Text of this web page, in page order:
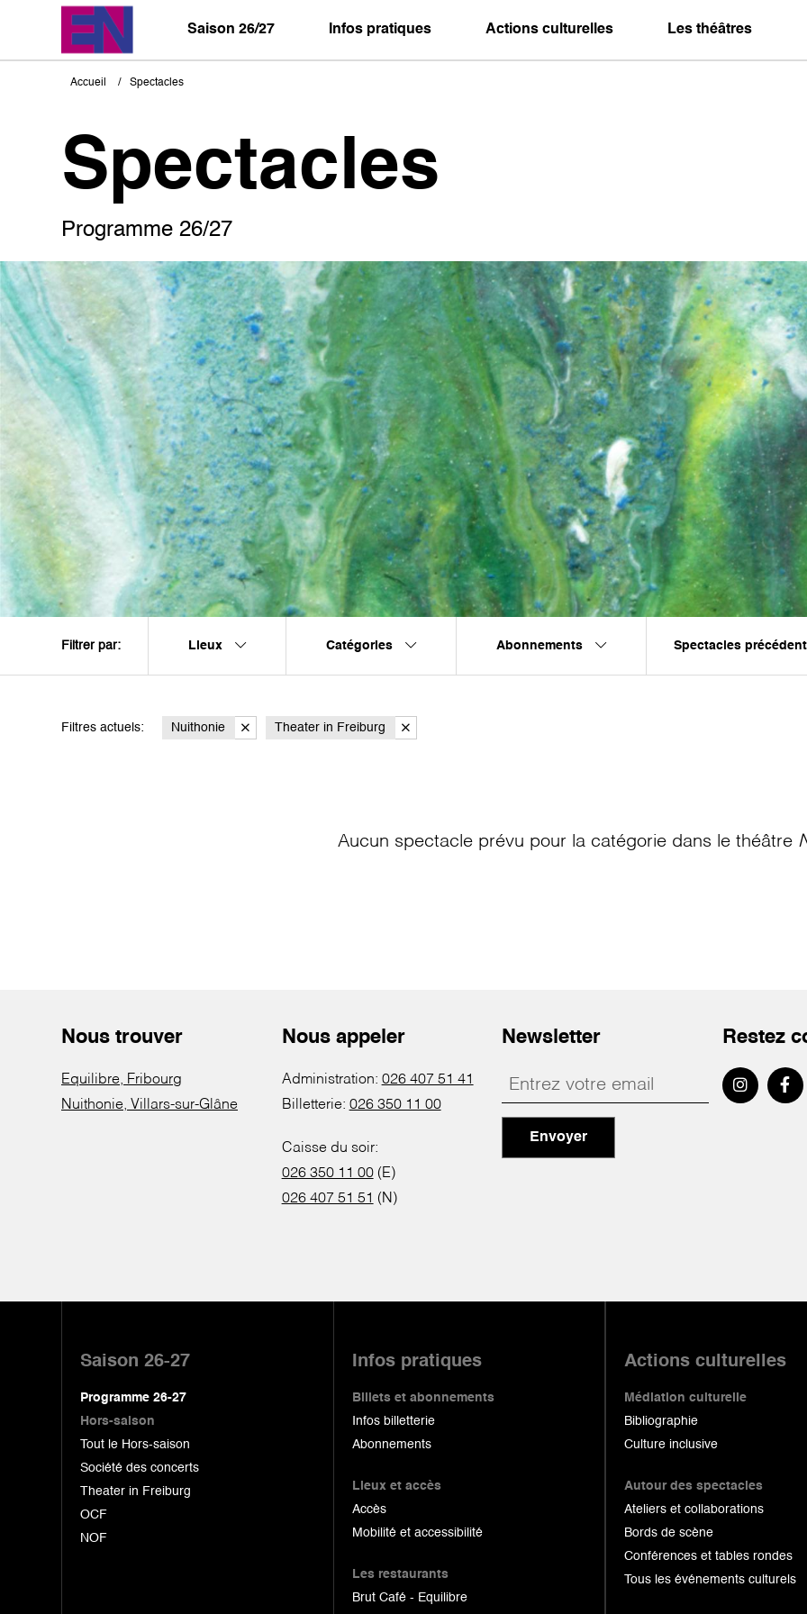
Saison 26/27 Infos pratiques Actions culturelles Les théâtres
Fil
Accueil Spectacles
Spectacles
Programme 26/27
Filtrer par: Lieux Catégories Abonnements Spectacles
Filtres actuels: Nuithonie Theater in Freiburg
Aucun spectacle prévu pour la catégorie dans le théâtre
Nous trouver
Equilibre, Fribourg
Nuithonie, Villars-sur-Glâne
Nous appeler
Administration: 026 407 51 41
Billetterie: 026 350 11 00
Caisse du soir:
026 350 11 00(E)
026 407 51 51 (N)
Newsletter
Envoyer
Restez
Saison 26-27
Programme 26-27
Hors-saison
Tout le Hors-saison
Société des concerts
Theater in Freiburg
OCF
NOF
Infos pratiques
Billets et abonnements
Infos billetterie
Abonnements
Lieux et accès
Accès
Mobilité et accessibilité
Les restaurants
Brut Café - Equilibre
Actions culturelles
Médiation culturelle
Bibliographie
Culture inclusive
Autour des spectacles
Ateliers et collaborations
Bords de scène
Conférences et tables rondes
Tous les événements culturels